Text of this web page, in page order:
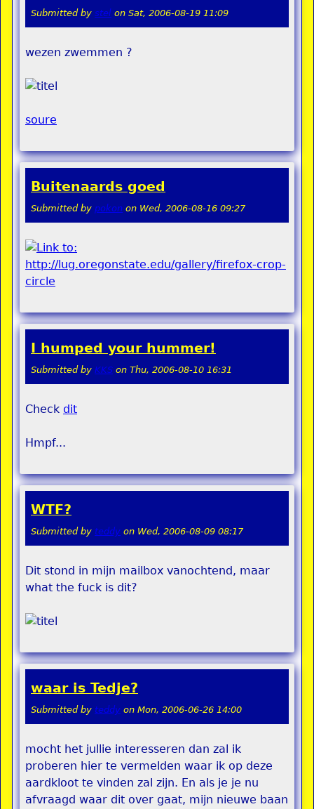
Submitted by stel on Sat, 2006-08-19 11:09
wezen zwemmen ?
soure
Buitenaards goed
Submitted by pokon on Wed, 2006-08-16 09:27
I humped your hummer!
Submitted by KKS on Thu, 2006-08-10 16:31
Check dit
Hmpf...
WTF?
Submitted by teddy on Wed, 2006-08-09 08:17
Dit stond in mijn mailbox vanochtend, maar
what the fuck is dit?
waar is Tedje?
Submitted by teddy on Mon, 2006-06-26 14:00
mocht het jullie interesseren dan zal ik
proberen hier te vermelden waar ik op deze
aardkloot te vinden zal zijn. En als je je nu
afvraagd waar dit over gaat, mijn nieuwe baan